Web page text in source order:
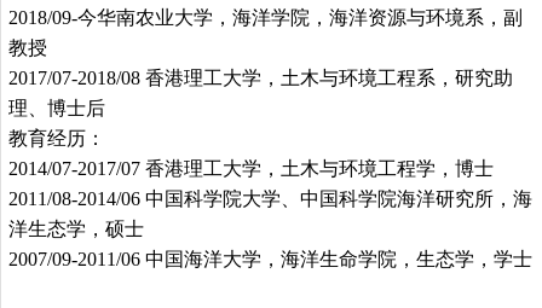
2018/09-今华南农业大学，海洋学院，海洋资源与环境系，副
教授
2017/07-2018/08 香港理工大学，土木与环境工程系，研究助
理、博士后
教育经历：
2014/07-2017/07 香港理工大学，土木与环境工程学，博士
2011/08-2014/06 中国科学院大学、中国科学院海洋研究所，海
洋生态学，硕士
2007/09-2011/06 中国海洋大学，海洋生命学院，生态学，学士